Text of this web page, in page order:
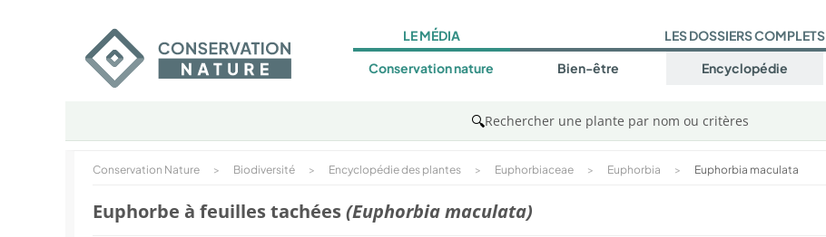
LE MÉDIA
Conservation nature
LES DOSSIERS COMPLETS
Bien-être Encyclopédie
🔍Rechercher une plante par nom ou critères
Conservation Nature > Biodiversité > Encyclopédie des plantes > Euphorbiaceae > Euphorbia > Euphorbia maculata
Euphorbe à feuilles tachées(Euphorbia maculata)